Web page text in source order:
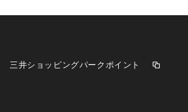
三井ショッピングパークポイント